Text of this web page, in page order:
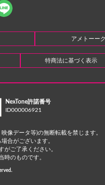
アメトーー
特商法に基づく表示
NexTone許諾番号
ID000006921
像データ等)の無断転載を禁じます。
合がございます。
がご了承ください。
時のものです。